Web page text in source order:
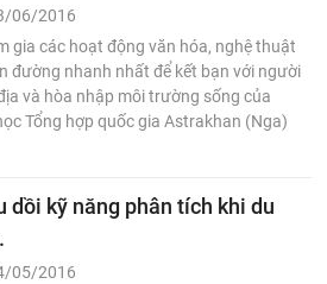
06/2016
gia các hoạt động văn hóa, nghệ thuật
đường nhanh nhất để kết bạn với người
và hòa nhập môi trường sống của
Tổng hợp quốc gia Astrakhan (Nga)
dồi kỹ năng phân tích khi du
05/2016